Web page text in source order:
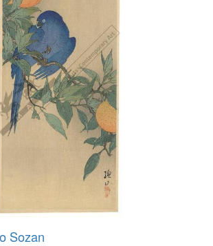
Sozan